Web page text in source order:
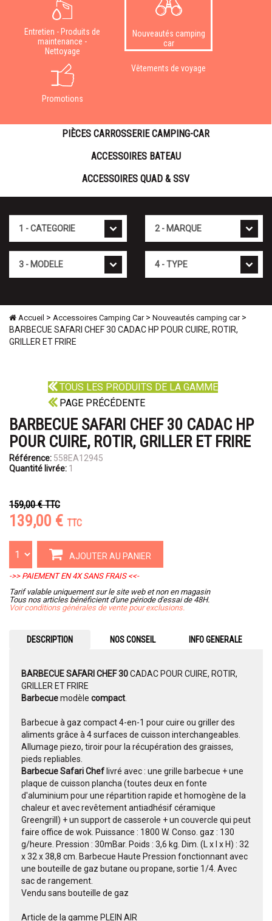
Entretien - Produits de
maintenance -
Nettoyage
Nouveautés camping
car
Promotions
Vêtements de voyage
PIÈCES CARROSSERIE CAMPING-CAR
ACCESSOIRES BATEAU
ACCESSOIRES QUAD & SSV
Accueil > Accessoires Camping Car> Nouveautés camping car>
BARBECUE SAFARI CHEF 30 CADAC HP POUR CUIRE, ROTIR,
GRILLER ET FRIRE
TOUS LES PRODUITS DE LA GAMME
PAGE PRÉCÉDENTE
BARBECUE SAFARI CHEF 30 CADAC HP
POUR CUIRE, ROTIR, GRILLER ET FRIRE
Référence: 558EA12945
Quantité livrée: 1
159,00 €TTC
139,00 € TTC
AJOUTER AU PANIER
->> PAIEMENT EN 4X SANS FRAIS <<-
Tarif valable uniquement sur le site web et non en magasin
Tous nos articles bénéficient d'une période d'essai de 48H.
Voir conditions générales de vente pour exclusions.
DESCRIPTION NOS CONSEIL INFO GENERALE
BARBECUE SAFARI CHEF 30CADAC POUR CUIRE, ROTIR,
GRILLER ET FRIRE
Barbecuemodèle compact
Barbecue à gaz compact 4-en-1 pour cuire ou griller des
aliments grâce à 4 surfaces de cuisson interchangeables.
Allumage piezo, tiroir pour la récupération des graisses,
pieds repliables.
Barbecue Safari Chef livré avec : une grille barbecue + une
plaque de cuisson plancha (toutes deux en fonte
d'aluminium pour une répartition rapide et homogène de la
chaleur et avec revêtement antiadhésif céramique
Greengrill) + un support de casserole + un couvercle qui peut
faire office de wok. Puissance : 1800 W. Conso. gaz : 130
g/heure. Pression : 30mBar. Poids : 3,6 kg. Dim. (L x l x H) : 32
x 32 x 38,8 cm. Barbecue Haute Pression fonctionnant avec
une bouteille de gaz butane ou propane, sortie 1/4. Avec
sac de rangement.
Vendu sans bouteille de gaz
Article de la gamme PLEIN AIR